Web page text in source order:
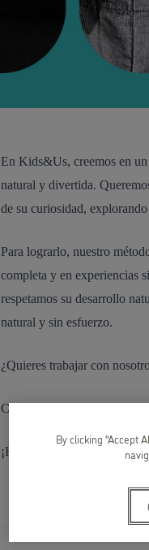
En Kids&Us, creemos en
natural y divertida.
de su curiosidad,
Para lograrlo, nuestro
completa y en experiencias
respetamos su desarrollo
natural y sin esfuerzo.
¿Quieres trabajar con
Contacta con nosotros en:
¡Hasta pronto!
By clicking “Accept